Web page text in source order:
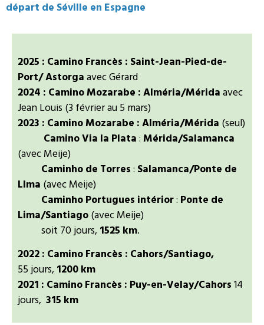
départ de Séville en Espagne
2025 : Camino Francès : Saint-Jean-Pied-de-
Port/ Astorgaavec Gérard
2024 : Camino Mozarabe : Alméria/Méridaavec
Jean Louis (3 février au 5 mars)
2023 : Camino Mozarabe : Alméria/Mérida (seul)
Camino Via la Plata:Mérida/Salamanca
(avec Meije)
Caminho de Torres: Salamanca/Ponte de
LIma (avec Meije)
Caminho Portugues intérior: Ponte de
Lima/Santiago(avec Meije)
soit 70 jours, 1525 km.
2022 : Camino Francès : Cahors/Santiago,
55 jours, 1200 km
2021 : Camino Francès : Puy-en-Velay/Cahors14
jours, 315 km